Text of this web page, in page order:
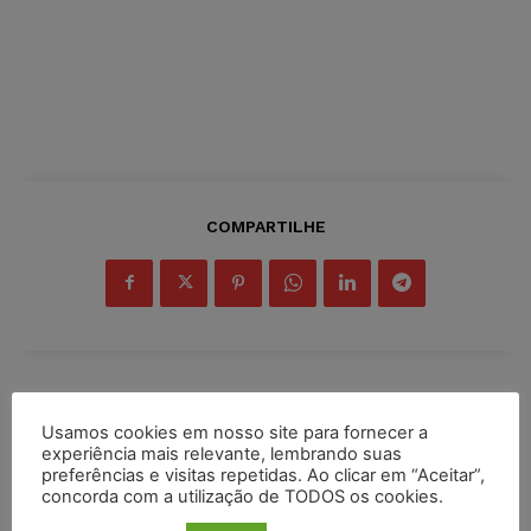
COMPARTILHE
Usamos cookies em nosso site para fornecer a
experiência mais relevante, lembrando suas
preferências e visitas repetidas. Ao clicar em “Aceitar”,
concorda com a utilização de TODOS os cookies.